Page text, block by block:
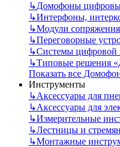
↳Домофоны
↳Интерфоны,
↳Модули сопряжения
↳Переговорные
↳Системы цифровой
↳Типовые решения
Показать все
Инструменты
↳Аксессуары для
↳Аксессуары для
↳Измерительные
↳Лестницы и
↳Монтажные